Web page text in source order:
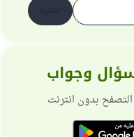
وجواب
بدون انترنت